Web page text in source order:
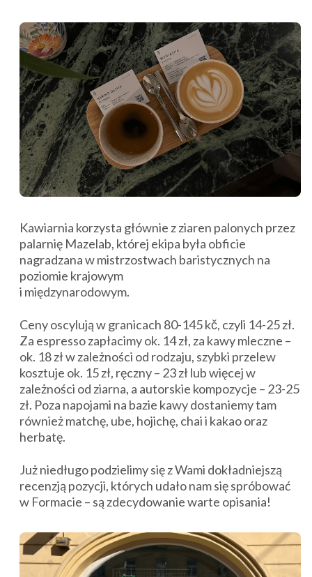
Kawiarnia korzysta głównie z ziaren palonych przez
palarnię Mazelab, której ekipa była obficie
nagradzana w mistrzostwach baristycznych na
poziomie krajowym
i międzynarodowym.
Ceny oscylują w granicach 80-145 kč, czyli 14-25 zł.
Za espresso zapłacimy ok. 14 zł, za kawy mleczne –
ok. 18 zł w zależności od rodzaju, szybki przelew
kosztuje ok. 15 zł, ręczny – 23 zł lub więcej w
zależności od ziarna, a autorskie kompozycje – 23-25
zł. Poza napojami na bazie kawy dostaniemy tam
również matchę, ube, hojichę, chai i kakao oraz
herbatę.
Już niedługo podzielimy się z Wami dokładniejszą
recenzją pozycji, których udało nam się spróbować
w Formacie – są zdecydowanie warte opisania!